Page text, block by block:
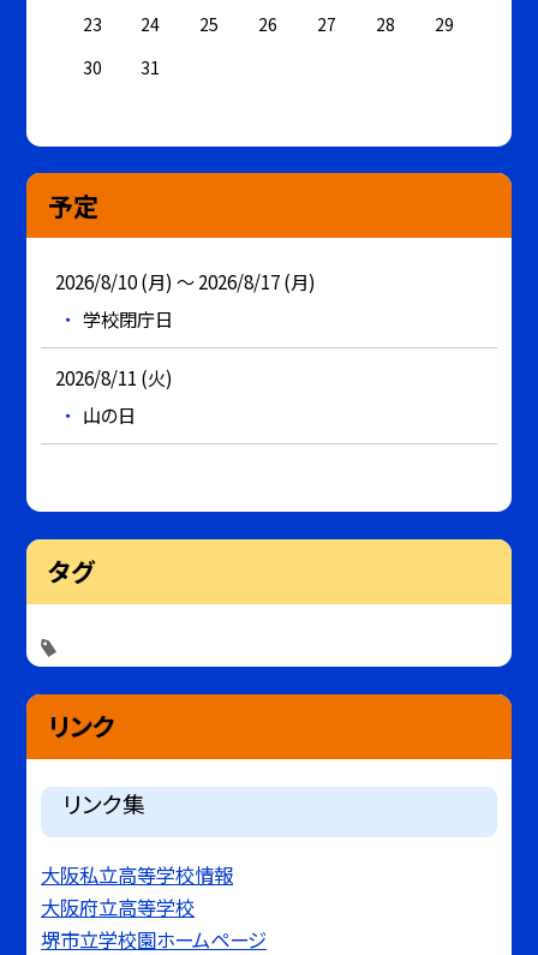
23
24 25 26 27 28
29
30
31
予定
2026/8/10 (月) ～ 2026/8/17 (月)
学校閉庁日
2026/8/11 (火)
山の日
タグ
リンク
リンク集
大阪私立高等学校情報
大阪府立高等学校
堺市立学校園ホームページ